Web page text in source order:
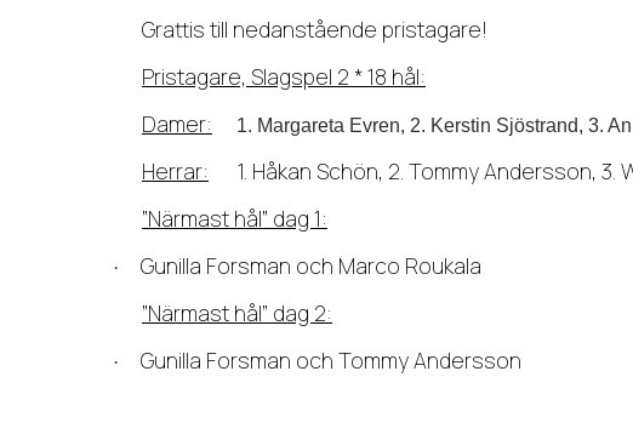
Grattis till nedanstående pristagare!
Pristagare, Slagspel 2 * 18 hål:
Damer:
1. Margareta Evren, 2. Kerstin Sjöstrand, 3.
Herrar: 1. Håkan Schön, 2. Tommy Andersson, 3.
”Närmast hål” dag 1:
·
Gunilla Forsman och Marco Roukala
”Närmast hål” dag 2:
· Gunilla Forsman och Tommy Andersson